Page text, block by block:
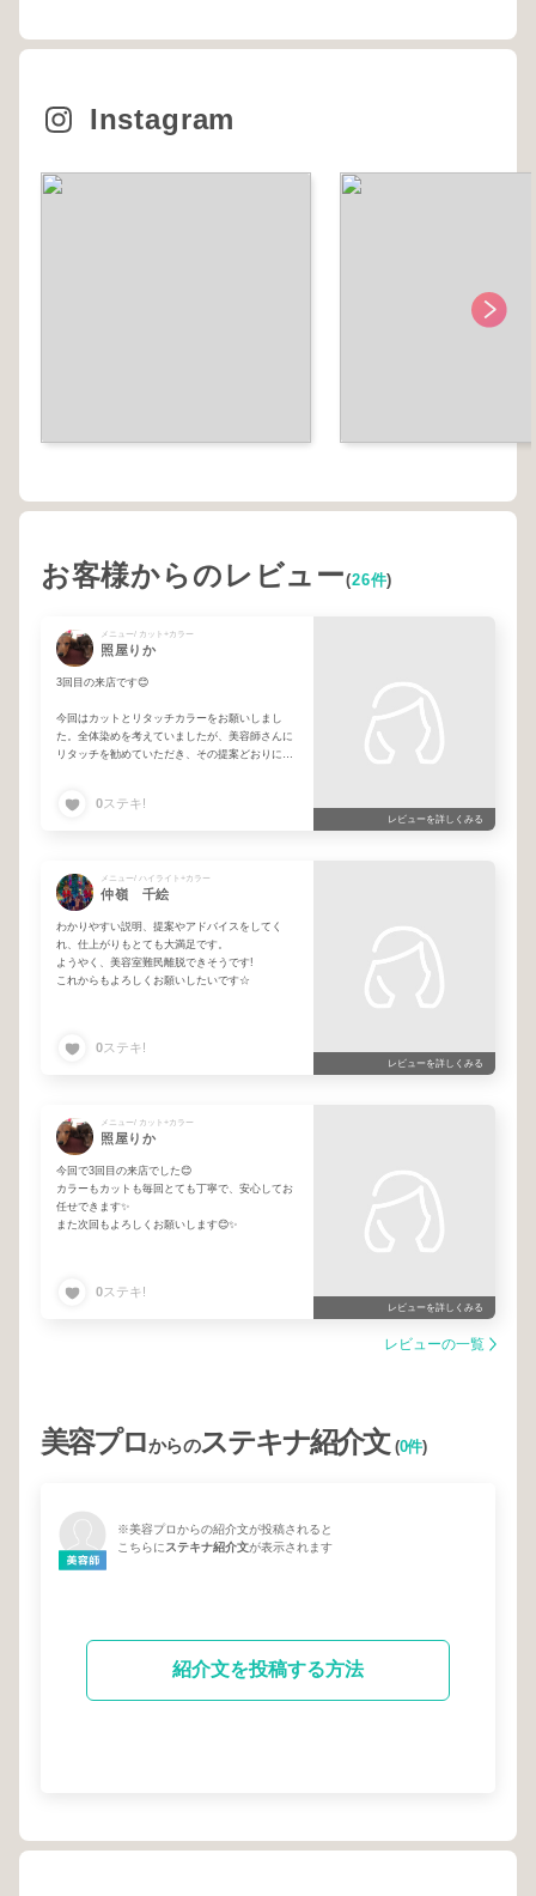
Instagram
お客様からのレビュー(26件)
メニュー/ カット+カラー
照屋りか
3回目の来店です😊
今回はカットとリタッチカラーをお願いしまし
た。全体染めを考えていましたが、美容師さんに
リタッチを勧めていただき、その提案どおりにし
とても自然できれいな仕上がりで大満足です！い
ます😊
0ステキ!
レビューを詳しくみる
メニュー/ ハイライト+カラー
仲嶺 千絵
わかりやすい説明、提案やアドバイスをしてく
れ、仕上がりもとても大満足です。
ようやく、美容室難民離脱できそうです!
これからもよろしくお願いしたいです☆
0ステキ!
レビューを詳しくみる
メニュー/ カット+カラー
照屋りか
今回で3回目の来店でした😊
カラーもカットも毎回とても丁寧で、安心してお
任せできます✨️
また次回もよろしくお願いします😊✨️
0ステキ!
レビューを詳しくみる
レビューの一覧
美容プロからのステキナ紹介文(0件)
※美容プロからの紹介文が投稿されると
こちらにステキナ紹介文が表示されます
紹介文を投稿する方法